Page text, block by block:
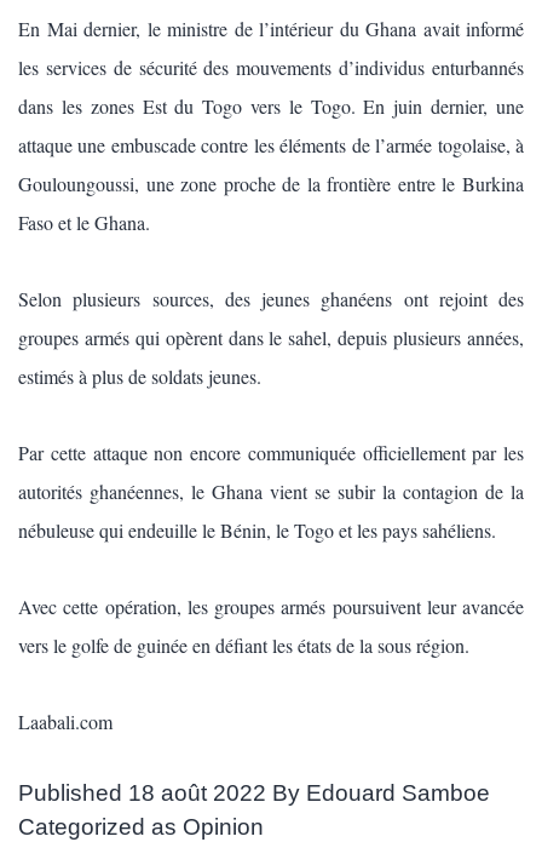
En Mai dernier, le ministre de l’intérieur du Ghana avait informé
les services de sécurité des mouvements d’individus enturbannés
dans les zones Est du Togo vers le Togo. En juin dernier, une
attaque une embuscade contre les éléments de l’armée togolaise, à
Gouloungoussi, une zone proche de la frontière entre le Burkina
Faso et le Ghana.
Selon plusieurs sources, des jeunes ghanéens ont rejoint des
groupes armés qui opèrent dans le sahel, depuis plusieurs années,
estimés à plus de soldats jeunes.
Par cette attaque non encore communiquée officiellement par les
autorités ghanéennes, le Ghana vient se subir la contagion de la
nébuleuse qui endeuille le Bénin, le Togo et les pays sahéliens.
Avec cette opération, les groupes armés poursuivent leur avancée
vers le golfe de guinée en défiant les états de la sous région.
Laabali.com
Published 18 août 2022 By Edouard Samboe
Categorized as Opinion